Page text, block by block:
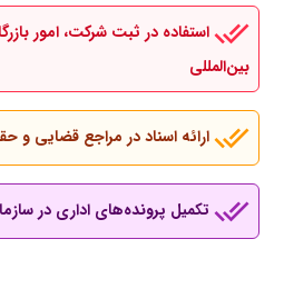
استفاده در ثبت شرکت، امور
بین‌المللی
ارائه اسناد در مراجع قضایی و
تکمیل پرونده‌های اداری در